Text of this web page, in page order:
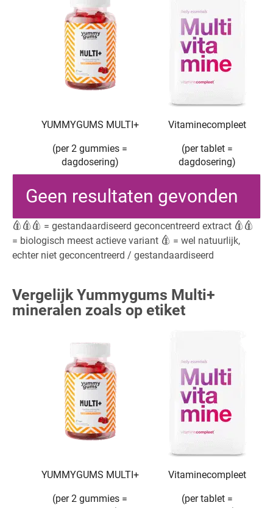
YUMMYGUMS MULTI+ Vitaminecompleet
(per 2 gummies =
dagdosering)
(per tablet =
dagdosering)
Geen resultaten gevonden
= gestandaardiseerd geconcentreerd extract
= biologisch meest actieve variant
= wel natuurlijk,
echter niet geconcentreerd / gestandaardiseerd
Vergelijk Yummygums Multi+
mineralen zoals op etiket
YUMMYGUMS MULTI+ Vitaminecompleet
(per 2 gummies =
(per tablet =